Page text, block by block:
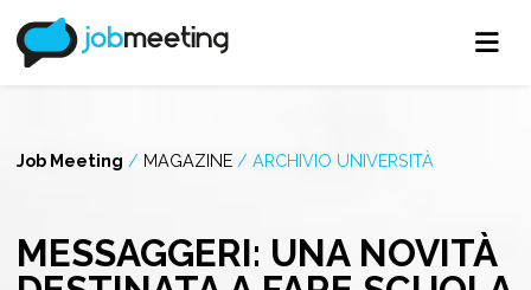
Job Meeting / MAGAZINE / ARCHIVIO UNIVERSITÀ
MESSAGGERI: UNA NOVITÀ